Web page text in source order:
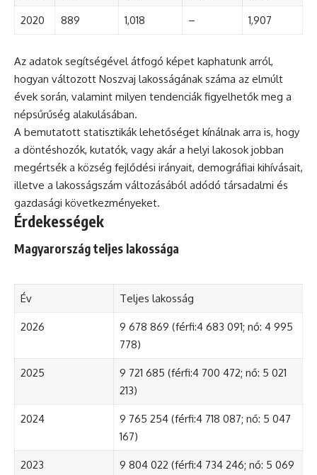
2020 889 1,018 – 1,907
Az adatok segítségével átfogó képet kaphatunk arról,
hogyan változott Noszvaj lakosságának száma az elmúlt
évek során, valamint milyen tendenciák figyelhetők meg a
népsűrűség alakulásában.
A bemutatott statisztikák lehetőséget kínálnak arra is, hogy
a döntéshozók, kutatók, vagy akár a helyi lakosok jobban
megértsék a község fejlődési irányait, demográfiai kihívásait,
illetve a lakosságszám változásából adódó társadalmi és
gazdasági következményeket.
Érdekességek
Magyarország teljes lakossága
Év Teljes lakosság
2026
9 678 869 (férfi:4 683 091; nő: 4 995
778)
2025
9 721 685 (férfi:4 700 472; nő: 5 021
213)
2024
9 765 254 (férfi:4 718 087; nő: 5 047
167)
2023
9 804 022 (férfi:4 734 246; nő: 5 069